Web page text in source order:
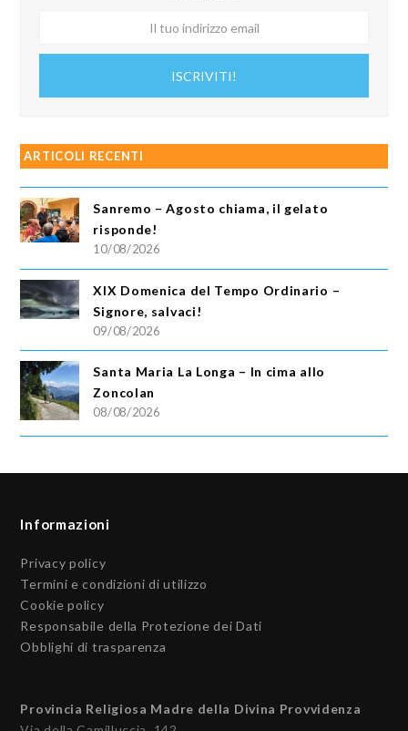
ISCRIVITI!
ARTICOLI RECENTI
Sanremo – Agosto chiama, il gelato
risponde!
10/08/2026
XIX Domenica del Tempo Ordinario –
Signore, salvaci!
09/08/2026
Santa Maria La Longa – In cima allo
Zoncolan
08/08/2026
Informazioni
Privacy policy
Termini e condizioni di utilizzo
Cookie policy
Responsabile della Protezione dei Dati
Obblighi di trasparenza
Provincia Religiosa Madre della Divina Provvidenza